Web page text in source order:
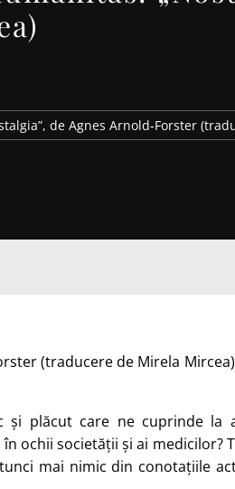
de Agnes Arnold-Forster
(traducere de Mirela
și plăcut care ne cuprinde la
ochii societății și ai medicilor?
mai nimic din conotațiile